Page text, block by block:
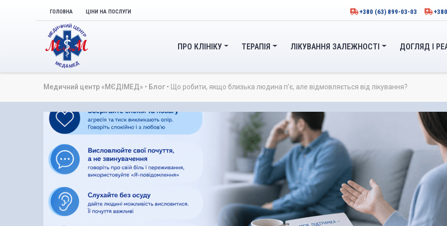
ГОЛОВНА ЦІНИ НА ПОСЛУГИ +380 (63) 899-03-03
ПРО КЛІНІКУ ТЕРАПІЯ ЛІКУВАННЯ ЗАЛЕЖНОСТІ ДОГЛЯД І
Медичний центр «МЄДІМЕД» • Блог • Що робити, якщо близька людина п’є, але відмовляється від лікування?